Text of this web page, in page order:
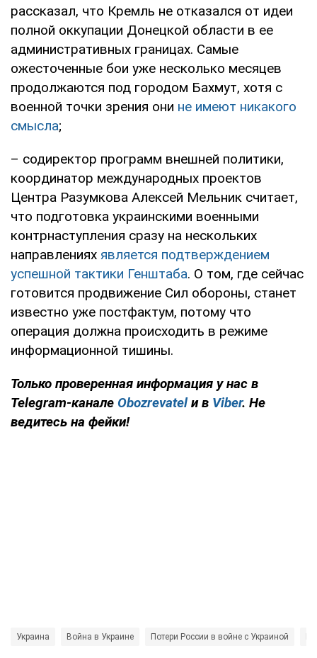
рассказал, что Кремль не отказался от идеи
полной оккупации Донецкой области в ее
административных границах. Самые
ожесточенные бои уже несколько месяцев
продолжаются под городом Бахмут, хотя с
военной точки зрения они не имеют никакого
смысла;
– содиректор программ внешней политики,
координатор международных проектов
Центра Разумкова Алексей Мельник считает,
что подготовка украинскими военными
контрнаступления сразу на нескольких
направлениях является подтверждением
успешной тактики Генштаба. О том, где сейчас
готовится продвижение Сил обороны, станет
известно уже постфактум, потому что
операция должна происходить в режиме
информационной тишины.
Только проверенная информация у нас в
Telegram-канале Obozrevatelи в Viber. Не
ведитесь на фейки!
Украина Война в Украине Потери России в войне с Украиной